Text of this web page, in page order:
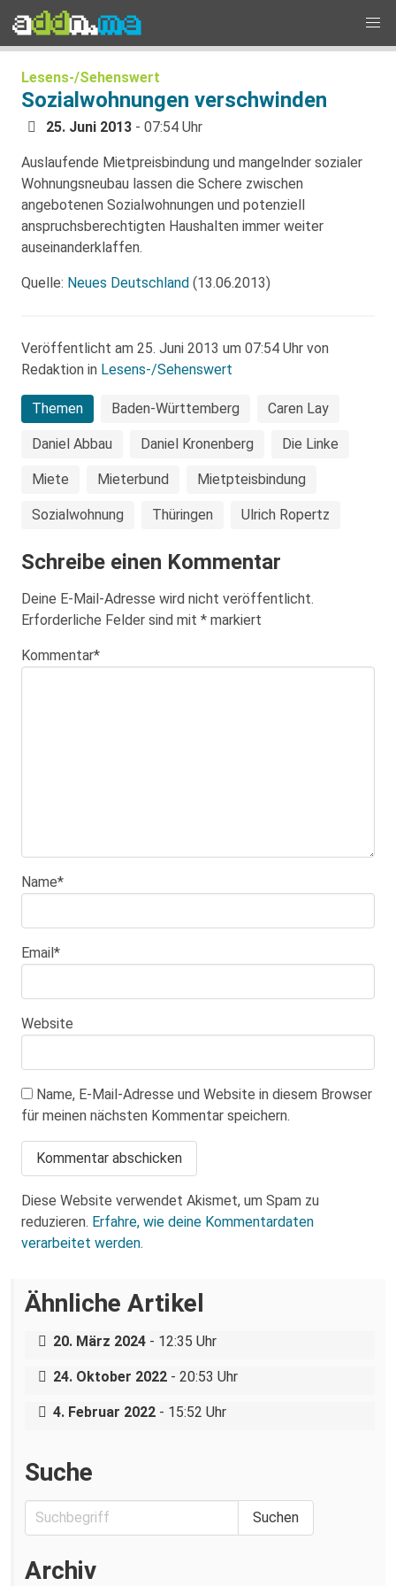
Lesens-/Sehenswert
Sozialwohnungen verschwinden
25. Juni 2013 - 07:54 Uhr
Auslaufende Mietpreisbindung und mangelnder sozialer
Wohnungsneubau lassen die Schere zwischen
angebotenen Sozialwohnungen und potenziell
anspruchsberechtigten Haushalten immer weiter
auseinanderklaffen.
Quelle: Neues Deutschland (13.06.2013)
Veröffentlicht am 25. Juni 2013 um 07:54 Uhr von
Redaktion in Lesens-/Sehenswert
Themen Baden-Württemberg Caren Lay
Daniel Abbau Daniel Kronenberg Die Linke
Miete Mieterbund Mietpteisbindung
Sozialwohnung Thüringen Ulrich Ropertz
Schreibe einen Kommentar
Deine E-Mail-Adresse wird nicht veröffentlicht.
Erforderliche Felder sind mit * markiert
Kommentar*
Name*
Email*
Website
Name, E-Mail-Adresse und Website in diesem Browser
für meinen nächsten Kommentar speichern.
Diese Website verwendet Akismet, um Spam zu
reduzieren. Erfahre, wie deine Kommentardaten
verarbeitet werden.
Ähnliche Artikel
„Ein Krankenhaus, eine Belegschaft“ –
20. März 2024 - 12:35 Uhr
In der Linken wie auch im Rest der
Gesellschaft: Umgang mit sexuellem
24. Oktober 2022 - 20:53 Uhr
Dresden: Demonstration gegen die
4. Februar 2022 - 15:52 Uhr
Suche
Archiv